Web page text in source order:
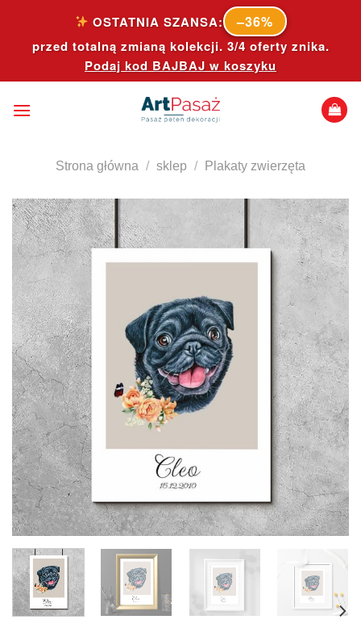
content
OSTATNIA SZANSA: –36%
przed totalną zmianą kolekcji. 3/4 oferty znika.
Podaj kod BAJBAJ w koszyku
Strona główna / sklep / Plakaty zwierzęta